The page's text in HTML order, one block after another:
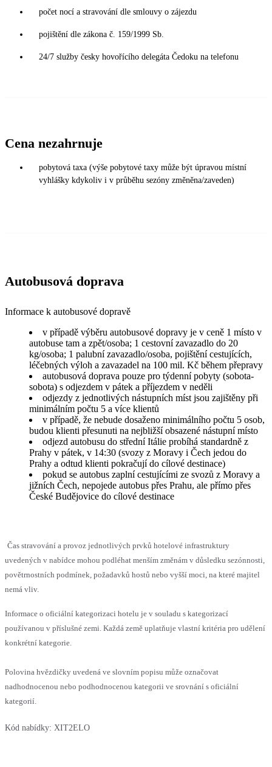
počet nocí a stravování dle smlouvy o zájezdu
pojištění dle zákona č. 159/1999 Sb.
24/7 služby česky hovořícího delegáta Čedoku na telefonu
Cena nezahrnuje
pobytová taxa (výše pobytové taxy může být úpravou místní
vyhlášky kdykoliv i v průběhu sezóny změněna/zaveden)
Autobusová doprava
Informace k autobusové dopravě
v případě výběru autobusové dopravy je v ceně 1 místo v
autobuse tam a zpět/osoba; 1 cestovní zavazadlo do 20
kg/osoba; 1 palubní zavazadlo/osoba, pojištění cestujících,
léčebných výloh a zavazadel na 100 mil. Kč během přepravy
autobusová doprava pouze pro týdenní pobyty (sobota-
sobota) s odjezdem v pátek a příjezdem v neděli
odjezdy z jednotlivých nástupních míst jsou zajištěny při
minimálním počtu 5 a více klientů
v případě, že nebude dosaženo minimálního počtu 5 osob,
budou klienti přesunuti na nejbližší obsazené nástupní místo
odjezd autobusu do střední Itálie probíhá standardně z
Prahy v pátek, v 14:30 (svozy z Moravy i Čech jedou do
Prahy a odtud klienti pokračují do cílové destinace)
pokud se autobus zaplní cestujícími ze svozů z Moravy a
jižních Čech, nepojede autobus přes Prahu, ale přímo přes
České Budějovice do cílové destinace
Čas stravování a provoz jednotlivých prvků hotelové infrastruktury
uvedených v nabídce mohou podléhat menším změnám v důsledku sezónnosti,
povětrnostních podmínek, požadavků hostů nebo vyšší moci, na které majitel
nemá vliv.
Informace o oficiální kategorizaci hotelu je v souladu s kategorizací
používanou v příslušné zemi. Každá země uplatňuje vlastní kritéria pro udělení
konkrétní kategorie.
Polovina hvězdičky uvedená ve slovním popisu může označovat
nadhodnocenou nebo podhodnocenou kategorii ve srovnání s oficiální
kategorií.
Kód nabídky: XIT2ELO